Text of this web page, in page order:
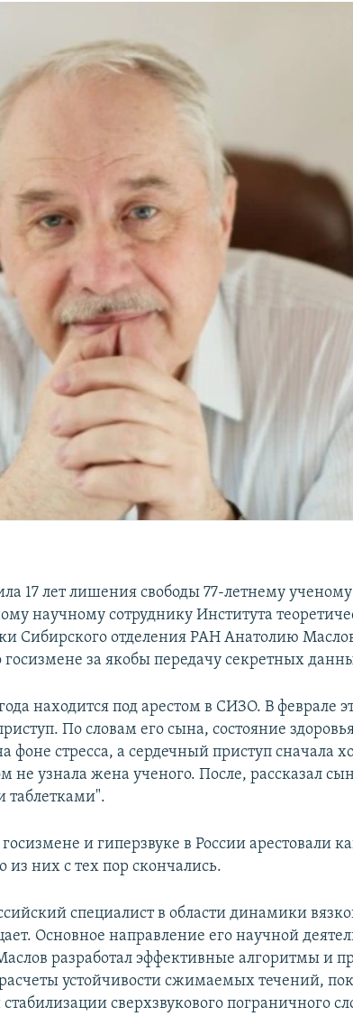
17 лет лишения свободы 77‑летнему
научному сотруднику Института
Сибирского отделения РАН Анатолию
госизмене за якобы передачу секретных
находится под арестом в СИЗО. В феврале
По словам его сына, состояние
фоне стресса, а сердечный приступ сначала
не узнала жена ученого. После, рассказал
таблетками".
госизмене и гиперзвуке в России арестовали
из них с тех пор скончались.
специалист в области динамики
Основное направление его научной
разработал эффективные алгоритмы и
устойчивости сжимаемых течений,
сверхзвукового пограничного